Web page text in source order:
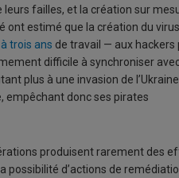
failles, et la création sur
ont estimé que la création du virus
trois ans de travail — aux hackers
difficile à synchroniser
plus à une invasion de l’Ukraine
empêchant donc ses pirates
produisent rarement des
possibilité d’actions de